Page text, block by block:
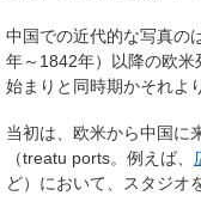
中国での近代的な写真の
年～1842年）以降の欧米
始まりと同時期かそれよ
当初は、欧米から中国に
（treatu ports。例えば、
ど）において、スタジオ